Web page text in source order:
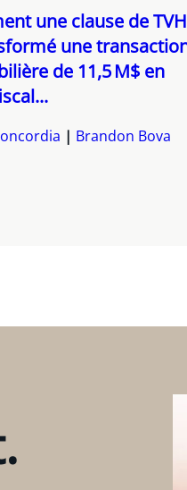
une clause de TVH
une
de 11,5 M$ en
Brandon Bova